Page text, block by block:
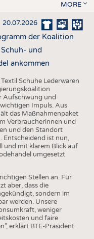
MORE
20.07.2026
der Koalition
und
ankommen
Schuhe Lederwaren
Aufschwung und
Impuls. Aus
das Maßnahmenpaket
Verbraucherinnen und
und den Standort
Entscheidend ist nun,
und mit klarem Blick auf
umgesetzt
Stellen an. Für
aber, dass die
sondern im
werden. Unsere
weniger
und faire
erklärt BTE-Präsident